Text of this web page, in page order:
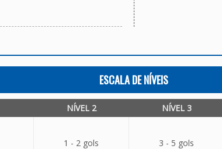
ESCALA DE NÍVEIS
NÍVEL 2 NÍVEL 3
1 - 2 gols 3 - 5 gols